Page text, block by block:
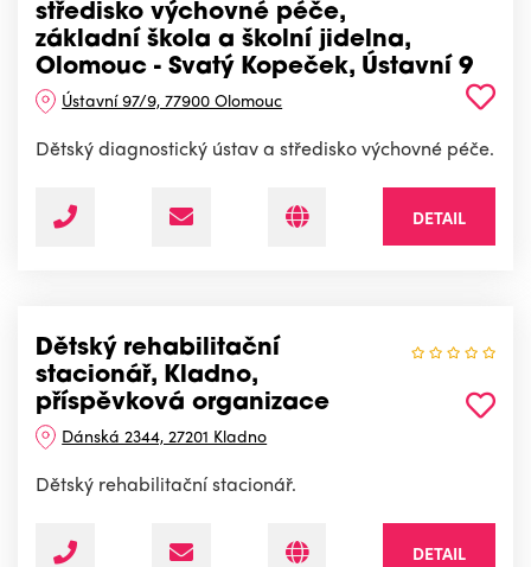
středisko výchovné péče,
základní škola a školní jidelna,
Olomouc - Svatý Kopeček, Ústavní 9
Ústavní 97/9, 77900 Olomouc
Dětský diagnostický ústav a středisko výchovné péče.
DETAIL
Dětský rehabilitační
stacionář, Kladno,
příspěvková organizace
Dánská 2344, 27201 Kladno
Dětský rehabilitační stacionář.
DETAIL